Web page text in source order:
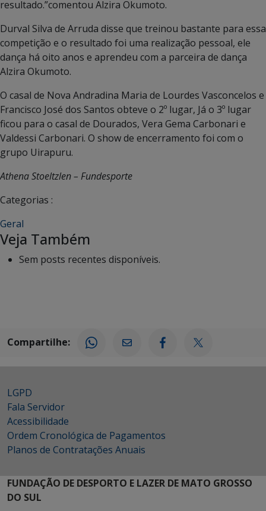
resultado.”comentou Alzira Okumoto.
Durval Silva de Arruda disse que treinou bastante para essa
competição e o resultado foi uma realização pessoal, ele
dança há oito anos e aprendeu com a parceira de dança
Alzira Okumoto.
O casal de Nova Andradina Maria de Lourdes Vasconcelos e
Francisco José dos Santos obteve o 2º lugar, Já o 3º lugar
ficou para o casal de Dourados, Vera Gema Carbonari e
Valdessi Carbonari. O show de encerramento foi com o
grupo Uirapuru.
Athena Stoeltzlen – Fundesporte
Categorias :
Geral
Veja Também
Sem posts recentes disponíveis.
Compartilhe:
LGPD
Fala Servidor
Acessibilidade
Ordem Cronológica de Pagamentos
Planos de Contratações Anuais
FUNDAÇÃO DE DESPORTO E LAZER DE MATO GROSSO
DO SUL